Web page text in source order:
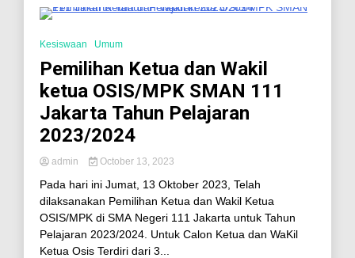
Kesiswaan
Umum
Pemilihan Ketua dan Wakil
ketua OSIS/MPK SMAN 111
Jakarta Tahun Pelajaran
2023/2024
admin October 13, 2023
Pada hari ini Jumat, 13 Oktober 2023, Telah
dilaksanakan Pemilihan Ketua dan Wakil Ketua
OSIS/MPK di SMA Negeri 111 Jakarta untuk Tahun
Pelajaran 2023/2024. Untuk Calon Ketua dan WaKil
Ketua Osis Terdiri dari 3...